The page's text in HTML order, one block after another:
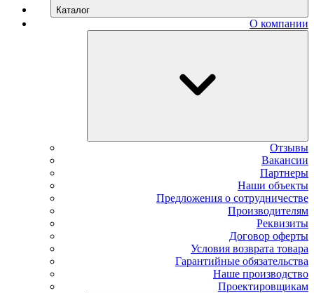
Каталог
О компании
Отзывы
Вакансии
Партнеры
Наши объекты
Предложения о сотрудничестве
Производителям
Реквизиты
Договор оферты
Условия возврата товара
Гарантийные обязательства
Наше производство
Проектировщикам